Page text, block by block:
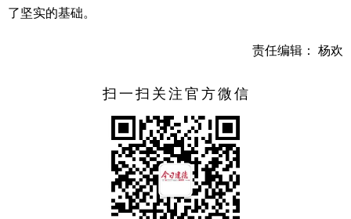
了坚实的基础。
责任编辑： 杨欢
扫一扫关注官方微信